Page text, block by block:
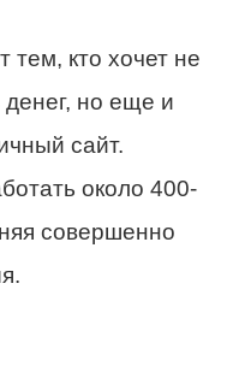
тем, кто хочет не
денег, но еще и
сайт.
около 400-
совершенно